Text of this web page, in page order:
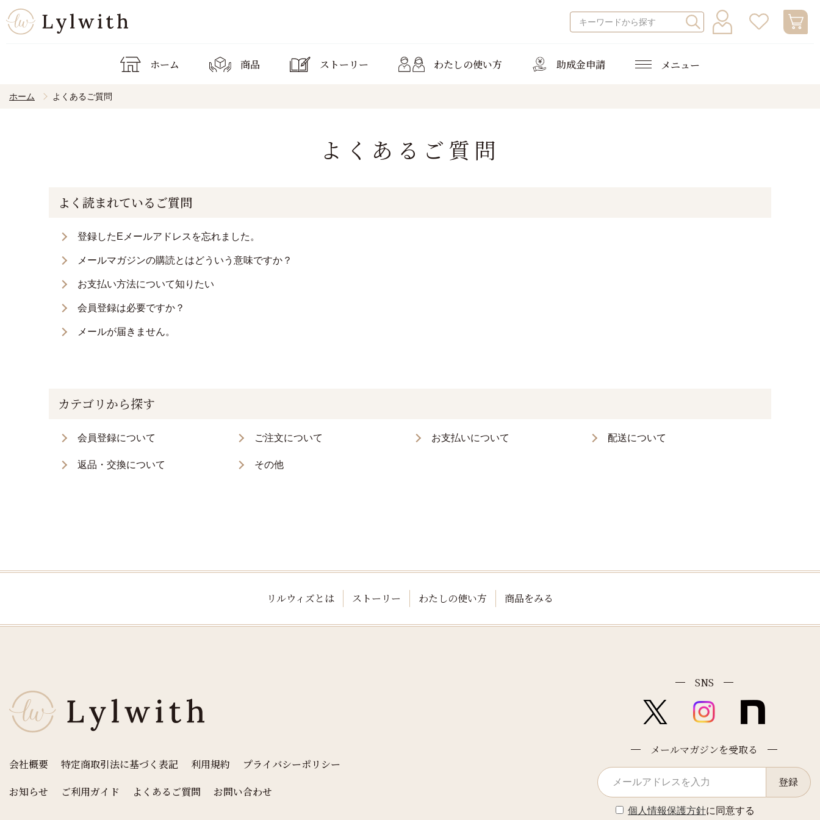
ホーム 商品 ストーリー わたしの使い方 助成金申請 メニュー
会員メニュー
ホーム よくあるご質問
よくあるご質問
よく読まれているご質問
登録したEメールアドレスを忘れました。
メールマガジンの購読とはどういう意味ですか？
お支払い方法について知りたい
会員登録は必要ですか？
メールが届きません。
カテゴリから探す
会員登録について ご注文について お支払いについて 配送について
返品・交換について その他
リルウィズとは ストーリー わたしの使い方 商品をみる
会社概要 特定商取引法に基づく表記 利用規約
プライバシーポリシー
お知らせ
ご利用ガイド よくあるご質問 お問い合わせ
SNS
メールマガジンを受取る
登録
個人情報保護方針に同意する